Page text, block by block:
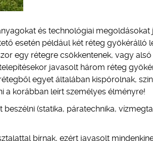
és technológiai
esetén például két réteg gyökérálló
egy rétegre csökkentenek, vagy
javasolt három réteg
egyet általában kispórolnak,
a korábban leírt személyes élményre!
(statika, páratechnika,
bírnak, ezért javasolt